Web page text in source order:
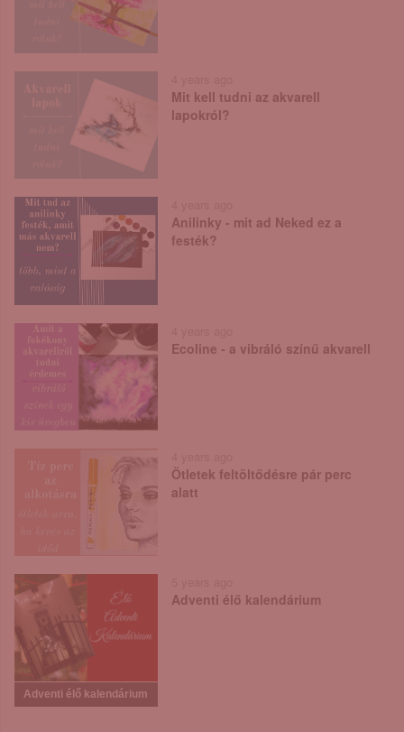
Mit kell tudni az akvarell
lapokról?
Anilinky - mit ad Neked ez a
festék?
Ecoline - a vibráló színű akvarell
Ötletek feltöltődésre pár perc
alatt
Adventi élő kalendárium
Adventi élő kalendárium